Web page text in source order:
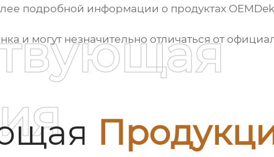
подробной информации о продуктах
и могут незначительно отличаться от